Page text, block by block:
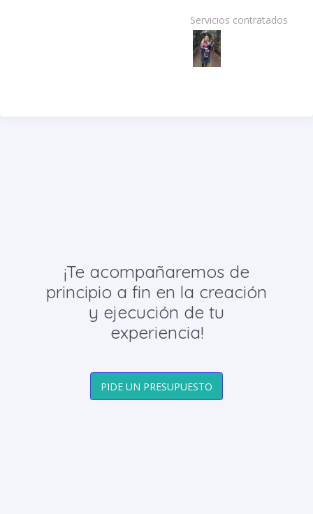
Servicios contratados:
¡Te acompañaremos de
principio a fin en la creación
y ejecución de tu
experiencia!
PIDE UN PRESUPUESTO